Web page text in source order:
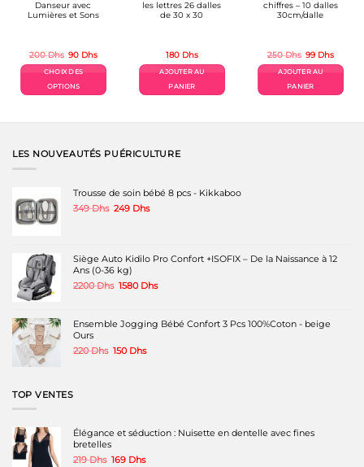
Danseur avec
Lumières et Sons
200Dhs Le
initial
était :
200 Dhs.
90 DhsLe
actuel
CHOIX DES
OPTIONS
variations.
être
choisies
du
produit
les lettres 26 dalles
de 30 x 30
180 Dhs
AJOUTER AU
PANIER
chiffres – 10 dalles
30cm/dalle
250Dhs Le
initial
était :
250 Dhs.
99 DhsLe
actuel
AJOUTER AU
PANIER
LES NOUVEAUTÉS PUÉRICULTURE
Trousse de soin bébé 8 pcs - Kikkaboo
349Dhs Le
349 Dhs.
249 DhsLe
249 Dhs.
Siège Auto Kidilo Pro Confort +ISOFIX – De la Naissance à 12
Ans (0-36 kg)
2200Dhs Le
était :
2200 Dhs.
1580 DhsLe
est :
1580 Dhs.
Ensemble Jogging Bébé Confort 3 Pcs 100%Coton - beige
Ours
220Dhs Le
150 DhsLe
TOP VENTES
Élégance et séduction : Nuisette en dentelle avec fines
bretelles
219Dhs Le
169 DhsLe